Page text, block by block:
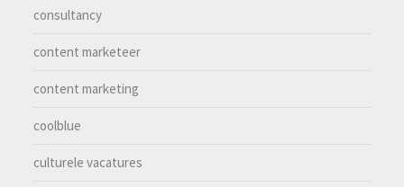
consultancy
content marketeer
content marketing
coolblue
culturele vacatures